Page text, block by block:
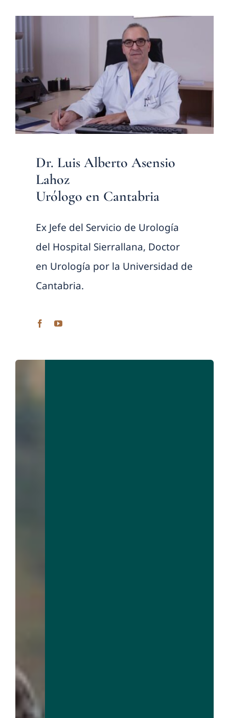
Dr. Luis Alberto Asensio
Lahoz
Urólogo en Cantabria
Ex Jefe del Servicio de Urología
del Hospital Sierrallana, Doctor
en Urología por la Universidad de
Cantabria.